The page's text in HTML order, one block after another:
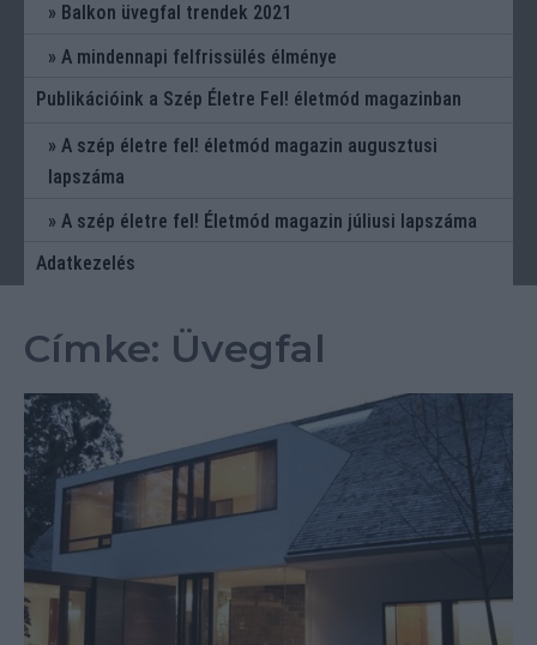
Balkon üvegfal trendek 2021
A mindennapi felfrissülés élménye
Publikációink a Szép Életre Fel! életmód magazinban
A szép életre fel! életmód magazin augusztusi
lapszáma
A szép életre fel! Életmód magazin júliusi lapszáma
Adatkezelés
Címke: Üvegfal